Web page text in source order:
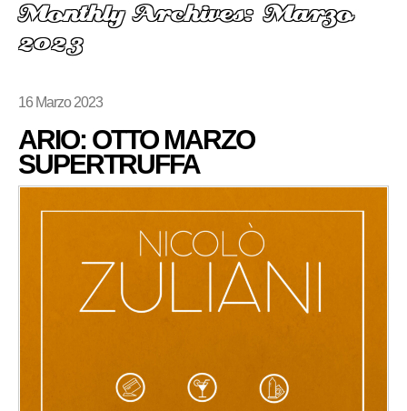
Monthly Archives: Marzo
2023
16 Marzo 2023
ARIO: OTTO MARZO
SUPERTRUFFA